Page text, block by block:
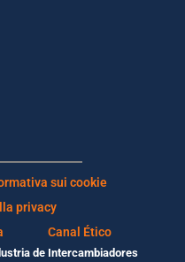
sui cookie
privacy
Canal Ético
de Intercambiadores